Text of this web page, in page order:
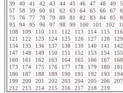
39
40 41 42 43 44 45 46 47 48 49
57
58 59 60 61 62 63 64 65 66 67
75
76 77 78 79 80 81 82 83 84 85
93
94 95 96 97 98 99 100 101 102
108
109 110 111 112 113 114 115
121
122 123 124 125 126 127 128
134
135 136 137 138 139 140 141
147
148 149 150 151 152 153 154
160
161 162 163 164 165 166 167
173
174 175 176 177 178 179 180
186
187 188 189 190 191 192 193
199
200 201 202 203 204 205 206
212
213 214 215 216 217 218 219